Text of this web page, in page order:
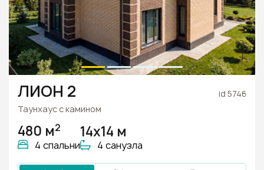
ЛИОН 2 id 5746
Таунхаус с камином
480 м2
4 спальни
14х14 м
4 санузла